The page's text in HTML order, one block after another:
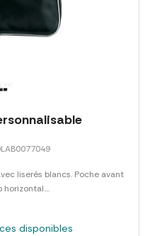
liserés blancs. Poche avant
horizontal....
disponibles